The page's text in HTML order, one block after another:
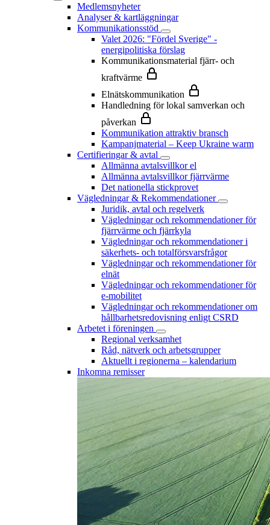
Medlemsnyheter
Analyser & kartläggningar
Kommunikationsstöd
Valet 2026: "Fördel Sverige" -
energipolitiska förslag
Kommunikationsmaterial fjärr- och
kraftvärme
Elnätskommunikation
Handledning för lokal samverkan och
påverkan
Kommunikation attraktiv bransch
Kampanjmaterial – Keep Ukraine warm
Certifieringar & avtal
Allmänna avtalsvillkor el
Allmänna avtalsvillkor fjärrvärme
Det nationella stickprovet
Vägledningar & Rekommendationer
Juridik, avtal och regelverk
Vägledningar och rekommendationer för
fjärrvärme och fjärrkyla
Vägledningar och rekommendationer i
säkerhets- och totalförsvarsfrågor
Vägledningar och rekommendationer för
elnät
Vägledningar och rekommendationer för
e-mobilitet
Vägledningar och rekommendationer om
hållbarhetsredovisning enligt CSRD
Arbetet i föreningen
Regional verksamhet
Råd, nätverk och arbetsgrupper
Aktuellt i regionerna – kalendarium
Inkomna remisser